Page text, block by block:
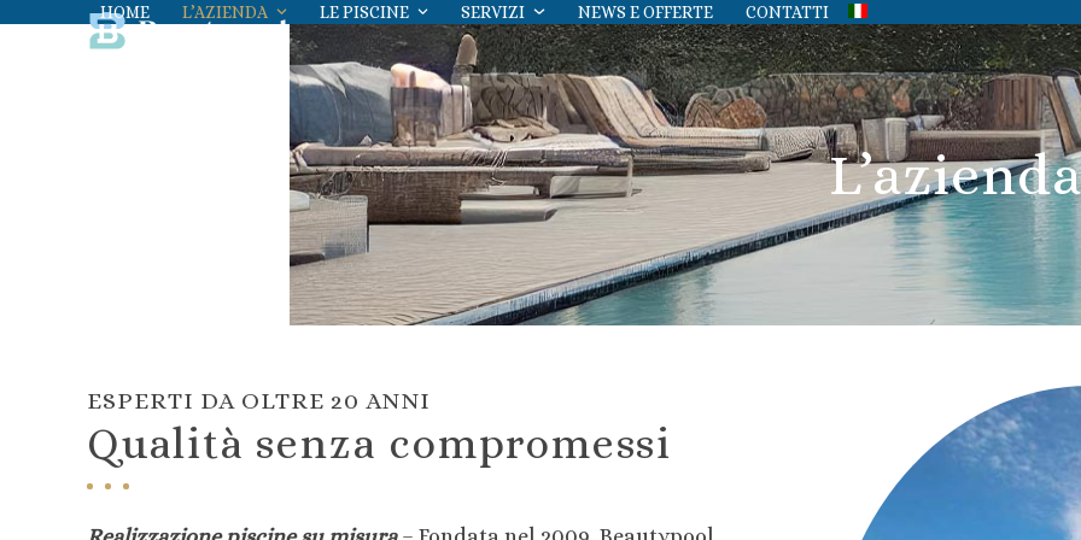
HOME L’AZIENDA LE PISCINE SERVIZI NEWS E OFFERTE CONTATTI
L’azienda
ESPERTI DA OLTRE 20 ANNI
Qualità senza compromessi